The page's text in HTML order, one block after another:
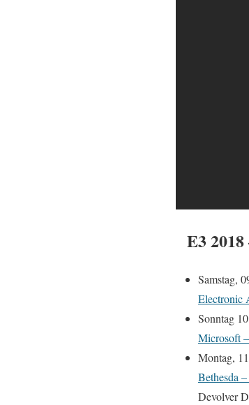
E3
Samstag,
Electronic
Sonntag
Microsoft
Montag,
Bethesda
Devolver